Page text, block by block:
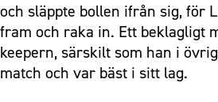
och släppte bollen ifrån sig, för
fram och raka in. Ett beklagligt
keepern, särskilt som han i
match och var bäst i sitt lag.